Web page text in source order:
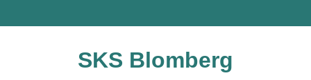
Inhalt
SKS Blomberg